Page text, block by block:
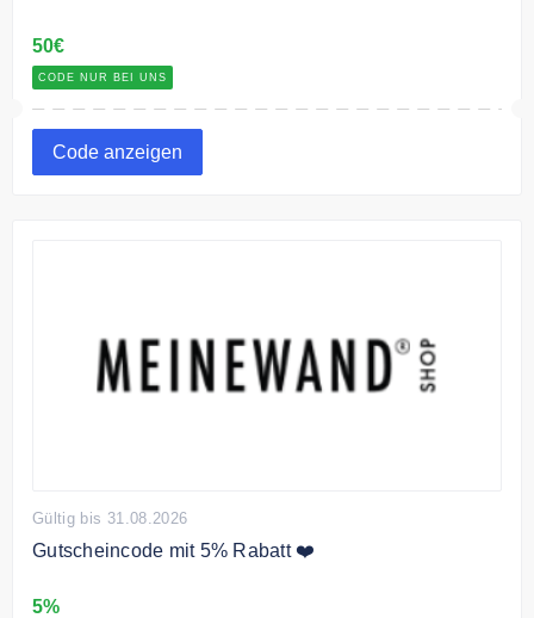
50€
CODE NUR BEI UNS
Code anzeigen
Gültig bis 31.08.2026
Gutscheincode mit 5% Rabatt ❤️
5%